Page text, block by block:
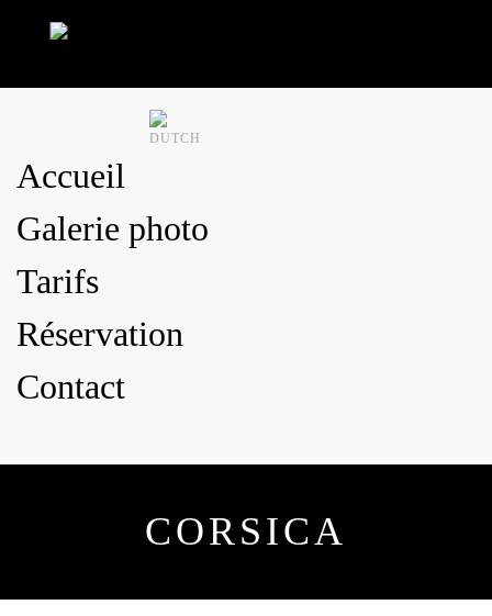
Accueil
Galerie photo
Tarifs
Réservation
Contact
CORSICA